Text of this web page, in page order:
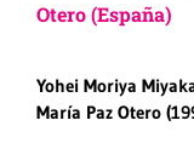
Otero (España)
Yohei Moriya
María Paz Otero